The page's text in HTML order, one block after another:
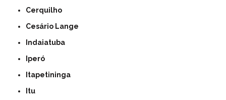
Cerquilho
Cesário Lange
Indaiatuba
Iperó
Itapetininga
Itu